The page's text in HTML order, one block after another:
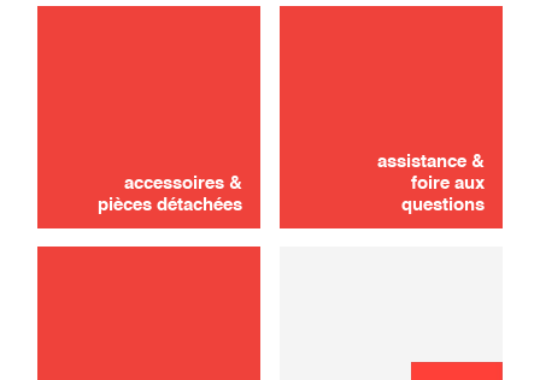
accessoires &
pièces détachées
assistance &
foire aux
questions